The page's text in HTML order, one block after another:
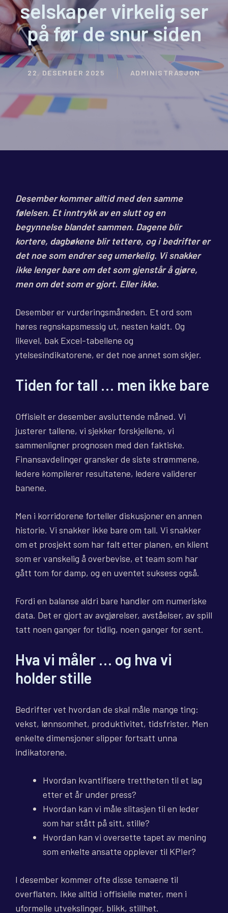
selskaper virkelig ser
på før de snur siden
22. DESEMBER 2025 ADMINISTRASJON
Desember kommer alltid med den samme
følelsen. Et inntrykk av en slutt og en
begynnelse blandet sammen. Dagene blir
kortere, dagbøkene blir tettere, og i bedrifter er
det noe som endrer seg umerkelig. Vi snakker
ikke lenger bare om det som gjenstår å gjøre,
men om det som er gjort. Eller ikke.
Desember er vurderingsmåneden. Et ord som
høres regnskapsmessig ut, nesten kaldt. Og
likevel, bak Excel-tabellene og
ytelsesindikatorene, er det noe annet som skjer.
Tiden for tall … men ikke bare
Offisielt er desember avsluttende måned. Vi
justerer tallene, vi sjekker forskjellene, vi
sammenligner prognosen med den faktiske.
Finansavdelinger gransker de siste strømmene,
ledere kompilerer resultatene, ledere validerer
banene.
Men i korridorene forteller diskusjoner en annen
historie. Vi snakker ikke bare om tall. Vi snakker
om et prosjekt som har falt etter planen, en klient
som er vanskelig å overbevise, et team som har
gått tom for damp, og en uventet suksess også.
Fordi en balanse aldri bare handler om numeriske
data. Det er gjort av avgjørelser, avståelser, av spill
tatt noen ganger for tidlig, noen ganger for sent.
Hva vi måler … og hva vi
holder stille
Bedrifter vet hvordan de skal måle mange ting:
vekst, lønnsomhet, produktivitet, tidsfrister. Men
enkelte dimensjoner slipper fortsatt unna
indikatorene.
Hvordan kvantifisere trettheten til et lag
etter et år under press?
Hvordan kan vi måle slitasjen til en leder
som har stått på sitt, stille?
Hvordan kan vi oversette tapet av mening
som enkelte ansatte opplever til KPIer?
I desember kommer ofte disse temaene til
overflaten. Ikke alltid i offisielle møter, men i
uformelle utvekslinger, blikk, stillhet.